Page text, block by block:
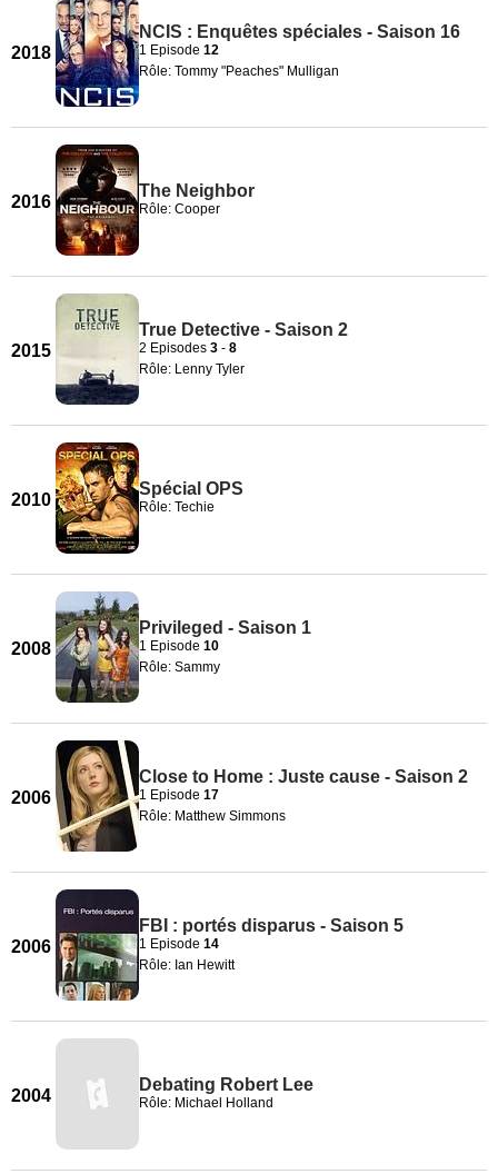
2018
NCIS : Enquêtes spéciales - Saison 16
1 Episode 12
Rôle: Tommy "Peaches" Mulligan
2016
The Neighbor
Rôle: Cooper
2015
True Detective - Saison 2
2 Episodes 3 - 8
Rôle: Lenny Tyler
2010
Spécial OPS
Rôle: Techie
2008
Privileged - Saison 1
1 Episode 10
Rôle: Sammy
2006
Close to Home : Juste cause - Saison 2
1 Episode 17
Rôle: Matthew Simmons
2006
FBI : portés disparus - Saison 5
1 Episode 14
Rôle: Ian Hewitt
2004
Debating Robert Lee
Rôle: Michael Holland